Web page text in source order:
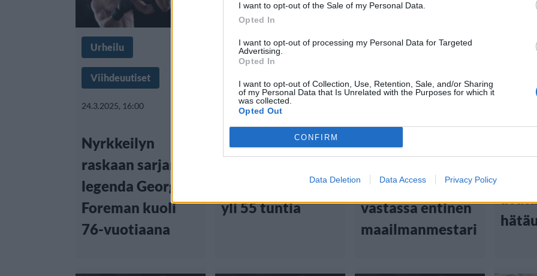
I want to opt-out of the Sale of my Personal Data.
Opted In
I want to opt-out of processing my Personal Data for Targeted
Advertising.
Opted In
I want to opt-out of Collection, Use, Retention, Sale, and/or Sharing
of my Personal Data that Is Unrelated with the Purposes for which it
was collected.
Opted Out
CONFIRM
Data Deletion Data Access Privacy Policy
Urheilu
Viihdeuutiset
24.3.2025, 16:00
Nyrkkeilyn
raskaan sarjan
legenda George
Foreman kuoli
76-vuotiaana
Urheilu
10.1.2024, 22:00
Hurja suoritus –
nyrkkeilysäkkiä
yli 55 tuntia
Urheilu
Robert Helenius
Lontooseen –
vastassa entinen
maailmanmestari
Uutiset
avata